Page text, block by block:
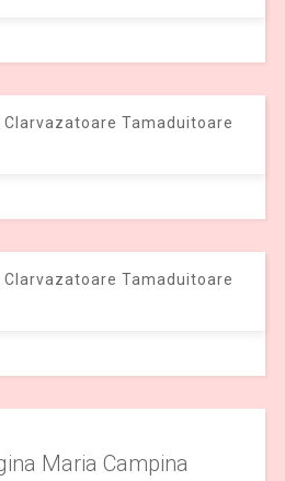
Tamaduitoare
Tamaduitoare
Maria Campina